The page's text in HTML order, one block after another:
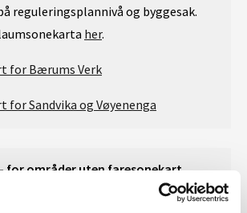
reguleringsplannivå og byggesak.
her.
for Bærums Verk
for Sandvika og Vøyenenga
for områder uten faresonekart
faresonekart for alle skredtypar